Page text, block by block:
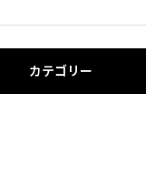
カテゴリー